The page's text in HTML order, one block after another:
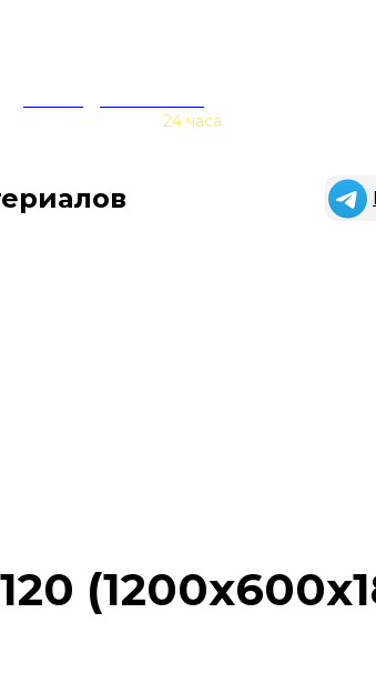
24 часа